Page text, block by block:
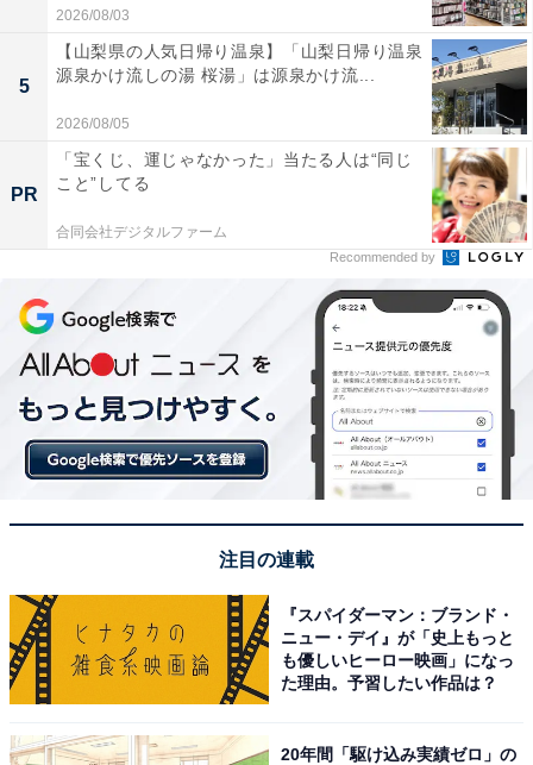
2026/08/03
5
【山梨県の人気日帰り温泉】「山梨日帰り温泉
源泉かけ流しの湯 桜湯」は源泉かけ流...
2026/08/05
PR
「宝くじ、運じゃなかった」当たる人は“同じ
こと”してる
合同会社デジタルファーム
Recommended by
注目の連載
『スパイダーマン：ブランド・
ニュー・デイ』が「史上もっと
も優しいヒーロー映画」になっ
た理由。予習したい作品は？
20年間「駆け込み実績ゼロ」の